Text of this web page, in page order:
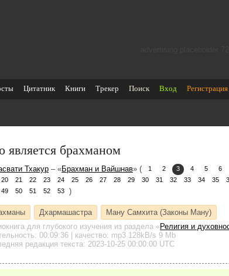
Цитатник Книги Трекер Поиск Вход Регистрация
является брахманом
Тхакур – «Брахман и Вайшнав» ( 1 2 3 4 5 6
20 21 22 23 24 25 26 27 28 29 30 31 32 33 34 35
49 50 51 52 53 )
Дхармашастра
Ману Самхита (Законы Ману)
для глубокого изучения из раздела «Религия и
00:09:36 | качество: mp3 128kB/s 9 Mb
редакция текста: 2023-10-25 00:00:00 UTC